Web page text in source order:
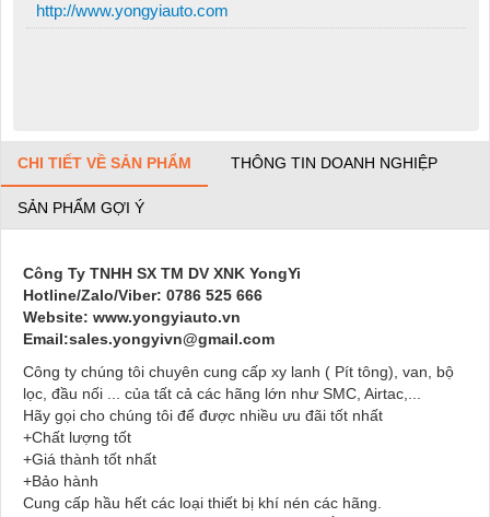
http://www.yongyiauto.com
CHI TIẾT VỀ SẢN PHẨM THÔNG TIN DOANH NGHIỆP
SẢN PHẨM GỢI Ý
Công Ty TNHH SX TM DV XNK YongYi
Hotline/Zalo/Viber: 0786 525 666
Website: www.yongyiauto.vn
Email:sales.yongyivn@gmail.com
Công ty chúng tôi chuyên cung cấp xy lanh ( Pít tông), van, bộ
lọc, đầu nối ... của tất cả các hãng lớn như SMC, Airtac,...
Hãy gọi cho chúng tôi để được nhiều ưu đãi tốt nhất
+Chất lượng tốt
+Giá thành tốt nhất
+Bảo hành
Cung cấp hầu hết các loại thiết bị khí nén các hãng.